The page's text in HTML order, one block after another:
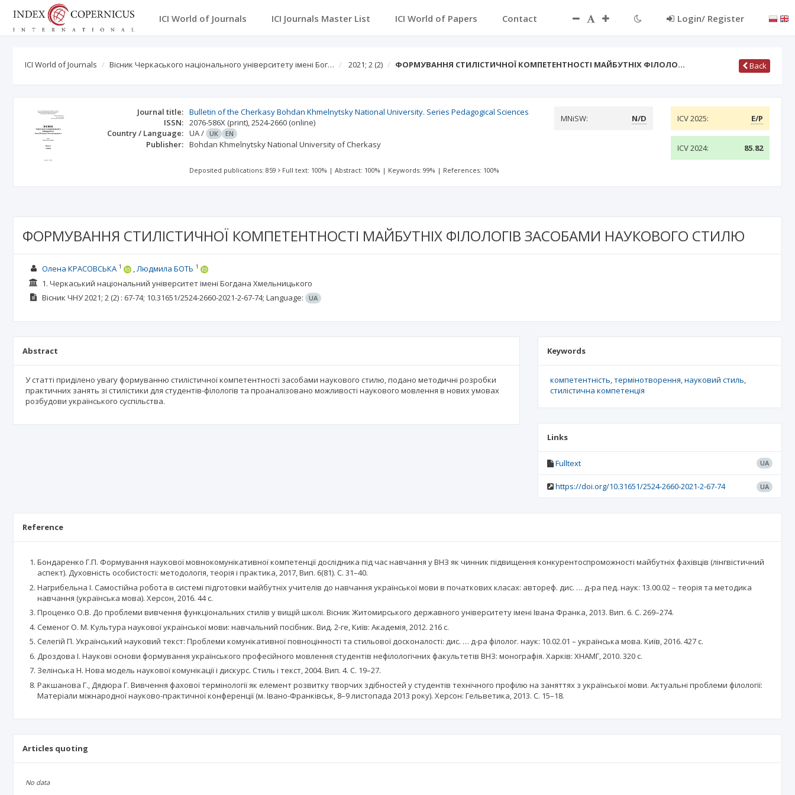
ICI World of Journals ICI Journals Master List ICI World of Papers Contact Login/ Register
ICI World of Journals Вісник Черкаського національного університету імені Бог… 2021; 2 (2) ФОРМУВАННЯ СТИЛІСТИЧНОЇ КОМПЕТЕНТНОСТІ МАЙБУТНІХ ФІЛОЛО… Back
Journal title: Bulletin of the Cherkasy Bohdan Khmelnytsky National University. Series Pedagogical Sciences
ISSN: 2076-586X (print),2524-2660 (online)
Country / Language: UA/ UK EN
Publisher: Bohdan Khmelnytsky National University of Cherkasy
MNiSW: N/D ICV 2025: E/P
ICV 2024: 85.82
Deposited publications: 859 Full text: 100% |Abstract: 100% | Keywords: 99% | References: 100%
ФОРМУВАННЯ СТИЛІСТИЧНОЇ КОМПЕТЕНТНОСТІ МАЙБУТНІХ ФІЛОЛОГІВ ЗАСОБАМИ НАУКОВОГО СТИЛЮ
Олена КРАСОВСЬКА 1 Людмила БОТЬ 1
1. Черкаський національний університет імені Богдана Хмельницького
Вісник ЧНУ2021; 2(2) : 67-74; 10.31651/2524-2660-2021-2-67-74; Language: UA
Abstract
У статті приділено увагу формуванню стилістичної компетентності засобами наукового стилю, подано методичні розробки
практичних занять зі стилістики для студентів-філологів та проаналізовано можливості наукового мовлення в нових умовах
розбудови українського суспільства.
Keywords
компетентність термінотворення науковий стиль
стилістична компетенція
Links
Fulltext UA
https://doi.org/10.31651/2524-2660-2021-2-67-74 UA
Reference
Бондаренко Г.П. Формування наукової мовнокомунікативної компетенції дослідника під час навчання у ВНЗ як чинник підвищення конкурентоспроможності майбутніх фахівців (лінгвістичний
аспект). Духовність особистості: методологія, теорія і практика, 2017, Вип. 6(81). С. 31–40.
Нагрибельна І. Самостійна робота в системі підготовки майбутніх учителів до навчання української мови в початкових класах: автореф. дис. … д-ра пед. наук: 13.00.02 – теорія та методика
навчання (українська мова). Херсон, 2016. 44 с.
Проценко О.В. До проблеми вивчення функціональних стилів у вищій школі. Вісник Житомирського державного університету імені Івана Франка, 2013. Вип. 6. С. 269–274.
Семеног О. М. Культура наукової української мови: навчальний посібник. Вид. 2-ге, Київ: Академія, 2012. 216 с.
Селегій П. Український науковий текст: Проблеми комунікативної повноцінності та стильової досконалості: дис. … д-ра філолог. наук: 10.02.01 – українська мова. Київ, 2016. 427 с.
Дроздова І. Наукові основи формування українського професійного мовлення студентів нефілологічних факультетів ВНЗ: монографія. Харків: ХНАМГ, 2010. 320 с.
Зелінська Н. Нова модель наукової комунікації і дискурс. Стиль і текст, 2004. Вип. 4. С. 19–27.
Ракшанова Г., Дядюра Г. Вивчення фахової термінології як елемент розвитку творчих здібностей у студентів технічного профілю на заняттях з української мови. Актуальні проблеми філології:
Матеріали міжнародної науково-практичної конференції (м. Івано-Франківськ, 8–9 листопада 2013 року). Херсон: Гельветика, 2013. С. 15–18.
Articles quoting
No data